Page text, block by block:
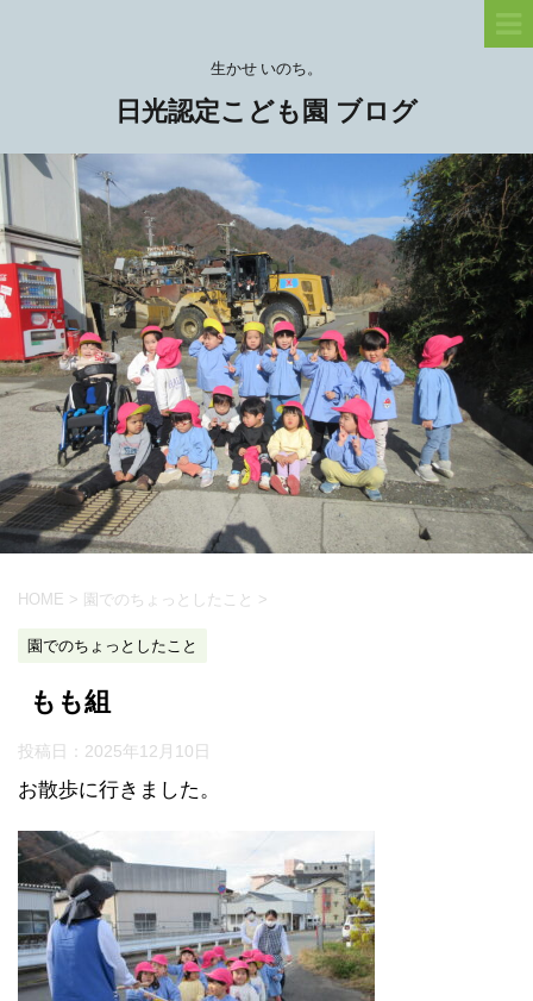
生かせ いのち。
日光認定こども園 ブログ
HOME > 園でのちょっとしたこと >
園でのちょっとしたこと
もも組
投稿日： 2025年12月10日
お散歩に行きました。